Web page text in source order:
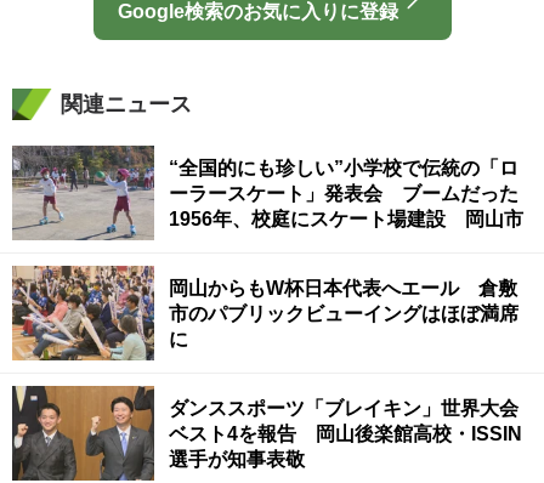
Google検索のお気に入りに登録
関連ニュース
“全国的にも珍しい”小学校で伝統の「ロ
ーラースケート」発表会 ブームだった
1956年、校庭にスケート場建設 岡山市
岡山からもW杯日本代表へエール 倉敷
市のパブリックビューイングはほぼ満席
に
ダンススポーツ「ブレイキン」世界大会
ベスト4を報告 岡山後楽館高校・ISSIN
選手が知事表敬